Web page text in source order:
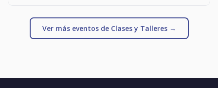
Ver más eventos de Clases y Talleres →